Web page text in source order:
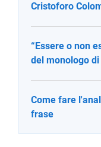
Cristoforo
“Essere o non
del monologo
Come fare
frase